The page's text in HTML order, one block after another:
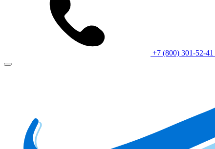
+7 (800) 301-52-41